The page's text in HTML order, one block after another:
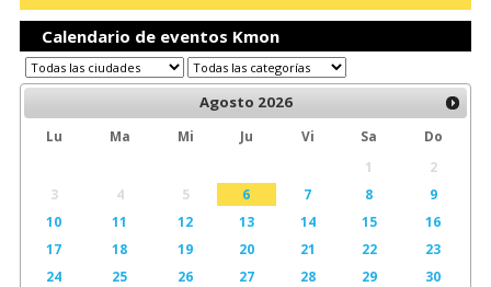
Calendario de eventos Kmon
Agosto 2026
Lu Ma Mi Ju Vi Sa
Do
1
2
3
4 5 6 7 8
9
10
11 12 13 14 15
16
17
18 19 20 21 22
23
24
25 26 27 28 29
30